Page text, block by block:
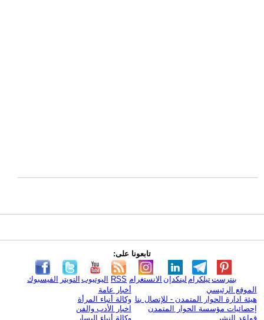
تابعونا على:
الفيسبوك التويتر اليوتيوب RSS الانستغرام لينكدإن تيلكرامبنترست
الموقع الرئيسي
هيئة ادارة الحوار المتمدن - للإتصال بنا
إحصائيات مؤسسة الحوار المتمدن
قواعد النشر
أخبار عامة
وكالة أنباء المرأة
اخبار الأدب والفن
وكالة أنباء اليسار